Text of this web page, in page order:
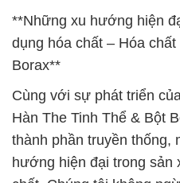
**Những xu hướng hiện
dụng hóa chất – Hóa
Borax**
Cùng với sự phát triển
Hàn The Tinh Thể & Bột
thành phần truyền thống,
hướng hiện đại trong sản